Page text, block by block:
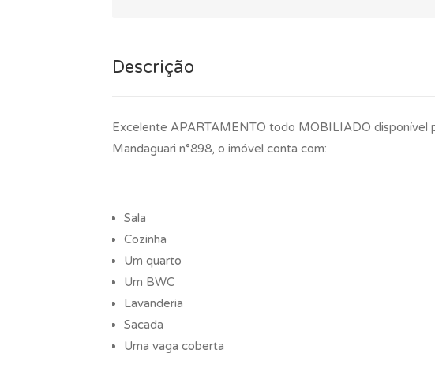
Descrição
Excelente APARTAMENTO todo MOBILIADO disponível
Mandaguari n°898, o imóvel conta com:
Sala
Cozinha
Um quarto
Um BWC
Lavanderia
Sacada
Uma vaga coberta